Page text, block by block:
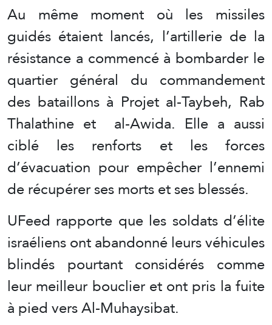
Au même moment où les missiles
guidés étaient lancés, l’artillerie de la
résistance a commencé à bombarder le
quartier général du commandement
des bataillons à Projet al-Taybeh, Rab
Thalathine et al-Awida. Elle a aussi
ciblé les renforts et les forces
d’évacuation pour empêcher l’ennemi
de récupérer ses morts et ses blessés.
UFeed rapporte que les soldats d’élite
israéliens ont abandonné leurs véhicules
blindés pourtant considérés comme
leur meilleur bouclier et ont pris la fuite
à pied vers Al-Muhaysibat.